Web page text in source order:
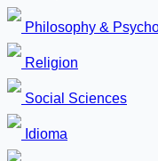
Philosophy &
Religion
Social Sciences
Idioma